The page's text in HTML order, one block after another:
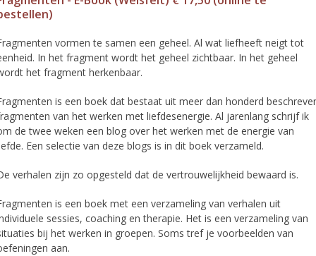
vormen te samen een geheel. Al wat liefheeft neigt tot
In het fragment wordt het geheel zichtbaar. In het geheel
het fragment herkenbaar.
is een boek dat bestaat uit meer dan honderd
van het werken met liefdesenergie. Al jarenlang schrijf ik
de twee weken een blog over het werken met de energie van
Een selectie van deze blogs is in dit boek verzameld.
verhalen zijn zo opgesteld dat de vertrouwelijkheid bewaard is.
is een boek met een verzameling van verhalen uit
sessies, coaching en therapie. Het is een verzameling van
bij het werken in groepen. Soms tref je voorbeelden van
aan.